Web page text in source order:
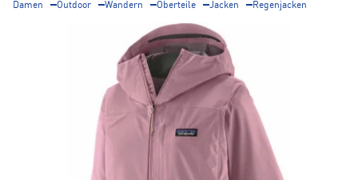
Damen Outdoor Wandern Oberteile Jacken Regenjacken